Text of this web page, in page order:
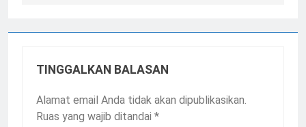
TINGGALKAN BALASAN
Alamat email Anda tidak akan dipublikasikan.
Ruas yang wajib ditandai *